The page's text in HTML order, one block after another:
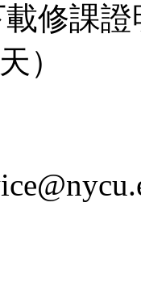
修課
）